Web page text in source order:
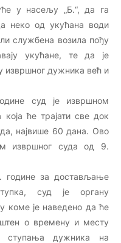
у насељу „Б.“, да га
неко од укућана води
службена возила пођу
укућане, те да је
извршног дужника већ и
суд је извршном
ће трајати све док
највише 60 дана. Ово
извршног суда од 9.
године за достављање
суд је органу
коме је наведено да ће
о времену и месту
ступања дужника на